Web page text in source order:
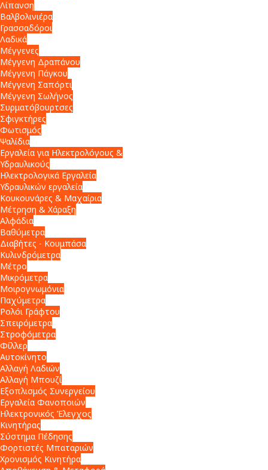
Λίπανση
Βαλβολινιέρα
Γρασσαδόροι
Λαδικά
Μέγγενες
Μέγγενη Δραπάνου
Μέγγενη Πάγκου
Μέγγενη Σαπόρτι
Μέγγενη Σωλήνος
Συρματόβουρτσες
Σφιγκτήρες
Φωτισμός
Ψαλίδια
Εργαλεία για Ηλεκτρολόγους &
Υδραυλικούς
Ηλεκτρολογικά Εργαλεία
Υδραυλικών εργαλεία
Κουκουνάρες & Μαχαίρια
Μέτρηση & Χάραξη
Αλφάδια
Βαθύμετρα
Διαβήτες - Κουμπάσα
Κυλινδρόμετρα
Μέτρο
Μικρόμετρα
Μοιρογνωμόνια
Παχύμετρα
Ρολόι Γράφτου
Σπειρόμετρα
Στροφόμετρα
Φίλλερ
Αυτοκίνητο
Αλλαγή Λαδιών
Αλλαγή Μπουζί
Εξοπλισμός Συνεργείου
Εργαλεία Φανοποιών
Ηλεκτρονικός Έλεγχος
Κινητήρας
Σύστημα Πέδησης
Φορτιστές Μπαταριών
Χρονισμός Κινητήρα